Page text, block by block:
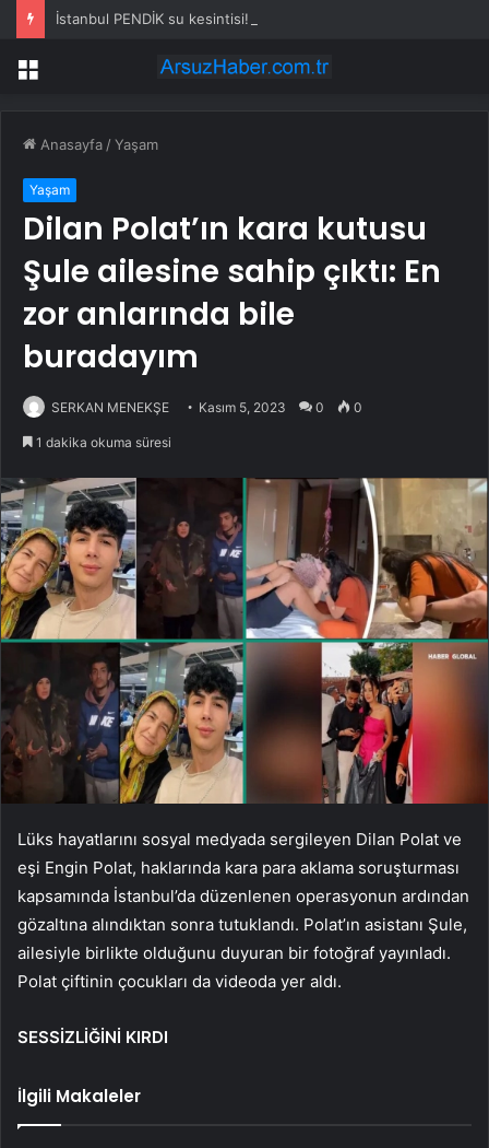
Menü
Anasayfa /Yaşam
Yaşam
Dilan Polat’ın kara kutusu
Şule ailesine sahip çıktı: En
zor anlarında bile
buradayım
SERKAN MENEKŞE Kasım 5, 2023 0 0
1 dakika okuma süresi
Lüks hayatlarını sosyal medyada sergileyen Dilan Polat ve
eşi Engin Polat, haklarında kara para aklama soruşturması
kapsamında İstanbul’da düzenlenen operasyonun ardından
gözaltına alındıktan sonra tutuklandı. Polat’ın asistanı Şule,
ailesiyle birlikte olduğunu duyuran bir fotoğraf yayınladı.
Polat çiftinin çocukları da videoda yer aldı.
SESSİZLİĞİNİ KIRDI
İlgili Makaleler